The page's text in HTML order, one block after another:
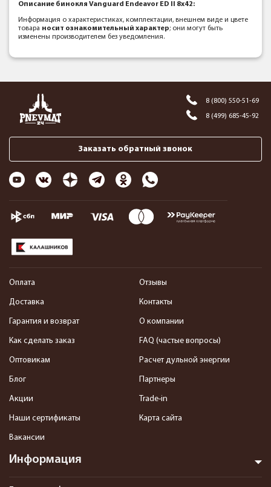
Описание бинокля Vanguard Endeavor ED II 8x42:
Информация о характеристиках, комплектации, внешнем виде и цвете
товара носит ознакомительный характер; они могут быть
изменены производителем без уведомления.
8 (800) 550-51-69
8 (499) 685-45-92
Заказать обратный звонок
Информация
Оплата
Доставка
Гарантия и возврат
Как сделать заказ
Оптовикам
Блог
Акции
Наши сертификаты
Вакансии
Отзывы
Контакты
О компании
FAQ (частые вопросы)
Расчет дульной энергии
Партнеры
Trade-in
Карта сайта